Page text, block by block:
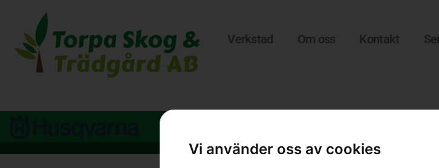
Vi använder oss av cookies
Verkstad Om oss Kontakt